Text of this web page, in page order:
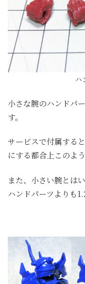
ハ
小さな腕のハンドパ
す。
サービスで付属する
にする都合上このよ
また、小さい腕とは
ハンドパーツよりも